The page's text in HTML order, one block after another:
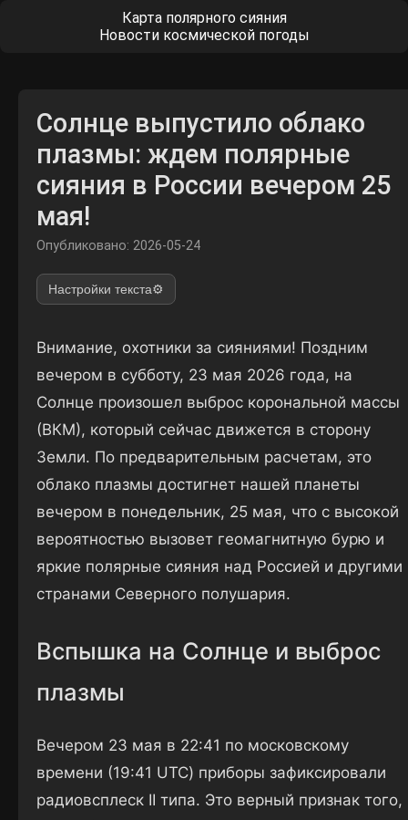
Карта полярного сияния
Новости космической погоды
Солнце выпустило облако
плазмы: ждем полярные
сияния в России вечером 25
мая!
Опубликовано: 2026-05-24
Настройки текста⚙️
Внимание, охотники за сияниями! Поздним
вечером в субботу, 23 мая 2026 года, на
Солнце произошел выброс корональной массы
(ВКМ), который сейчас движется в сторону
Земли. По предварительным расчетам, это
облако плазмы достигнет нашей планеты
вечером в понедельник, 25 мая, что с высокой
вероятностью вызовет геомагнитную бурю и
яркие полярные сияния над Россией и другими
странами Северного полушария.
Вспышка на Солнце и выброс
плазмы
Вечером 23 мая в 22:41 по московскому
времени (19:41 UTC) приборы зафиксировали
радиовсплеск II типа. Это верный признак того,